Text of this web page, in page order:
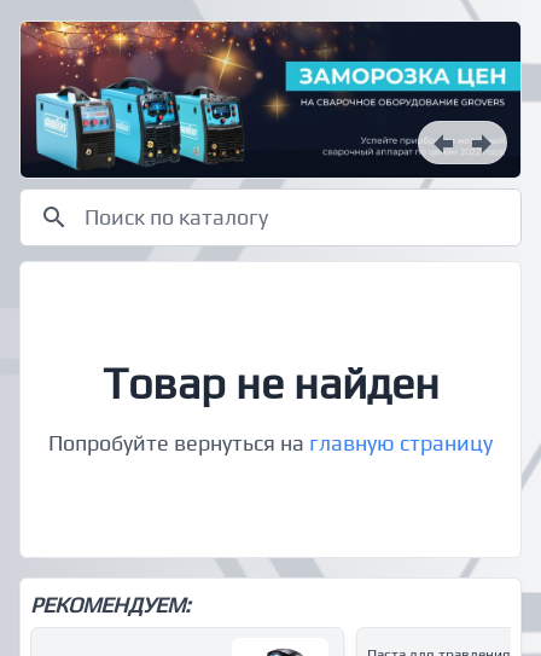
Товар не найден
Попробуйте вернуться на главную страницу
РЕКОМЕНДУЕМ: